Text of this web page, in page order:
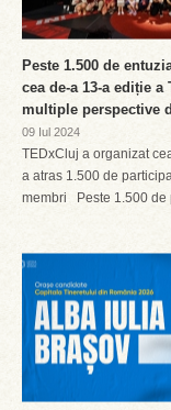
Peste 1.500 de
cea de-a 13-a ediție
multiple perspective
09 Iul 2024
TEDxCluj a organizat
a atras 1.500 de
membri Peste 1.500 de